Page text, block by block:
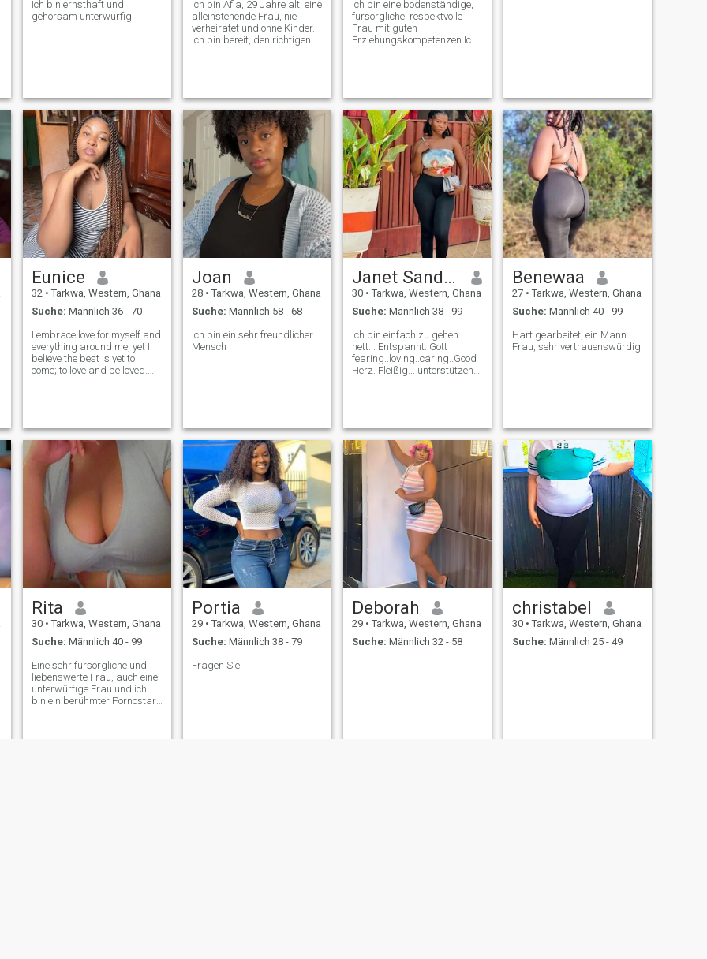
Ich bin ernsthaft und
gehorsam unterwürfig
Ich bin Afia, 29 Jahre alt, eine
alleinstehende Frau, nie
verheiratet und ohne Kinder.
Ich bin bereit, den richtigen
Ich bin eine bodenständige,
fürsorgliche, respektvolle
Frau mit guten
Erziehungskompetenzen Ich
Eunice
32 • Tarkwa, Western, Ghana
Suche: Männlich 36 - 70
I embrace love for myself and
everything around me, yet I
believe the best is yet to
come; to love and be loved.
Finding joy in simple th
Joan
28 • Tarkwa, Western, Ghana
Suche: Männlich 58 - 68
Ich bin ein sehr freundlicher
Mensch
Janet Sandra😇🥰
30 • Tarkwa, Western, Ghana
Suche: Männlich 38 - 99
Ich bin einfach zu gehen...
nett... Entspannt. Gott
fearing..loving..caring..Good
Herz. Fleißig... unterstützend
Benewaa
27 • Tarkwa, Western, Ghana
Suche: Männlich 40 - 99
Hart gearbeitet, ein Mann
Frau, sehr vertrauenswürdig
Rita
30 • Tarkwa, Western, Ghana
Suche: Männlich 40 - 99
Eine sehr fürsorgliche und
liebenswerte Frau, auch eine
unterwürfige Frau und ich
bin ein berühmter Pornostar,
Portia
29 • Tarkwa, Western, Ghana
Suche: Männlich 38 - 79
Fragen Sie
Deborah
29 • Tarkwa, Western, Ghana
Suche: Männlich 32 - 58
christabel
30 • Tarkwa, Western, Ghana
Suche: Männlich 25 - 49